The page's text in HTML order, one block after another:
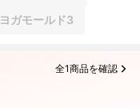
ヨガモールド3
全1商品を確認